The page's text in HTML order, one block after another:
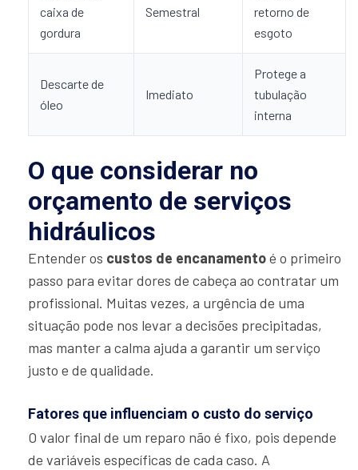
caixa de
gordura
Semestral
retorno de
esgoto
Descarte de
óleo
Imediato
Protege a
tubulação
interna
O que considerar no
orçamento de serviços
hidráulicos
Entender os custos de encanamentoé o primeiro
passo para evitar dores de cabeça ao contratar um
profissional. Muitas vezes, a urgência de uma
situação pode nos levar a decisões precipitadas,
mas manter a calma ajuda a garantir um serviço
justo e de qualidade.
Fatores que influenciam o custo do serviço
O valor final de um reparo não é fixo, pois depende
de variáveis específicas de cada caso. A